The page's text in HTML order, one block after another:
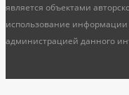
является объектами
использование информации
администрацией данного